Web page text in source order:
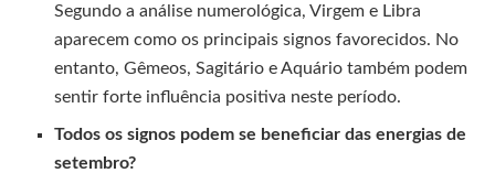
Segundo a análise numerológica, Virgem e Libra
aparecem como os principais signos favorecidos. No
entanto, Gêmeos, Sagitário e Aquário também podem
sentir forte influência positiva neste período.
Todos os signos podem se beneficiar das energias de
setembro?